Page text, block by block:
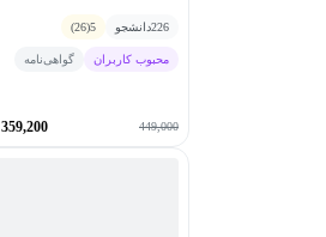
226دانشجو 5
(26)
محبوب کاربران گواهی‌نامه
449,000
359,200